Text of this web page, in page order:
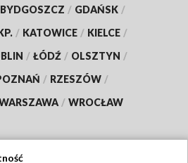
BYDGOSZCZ / GDAŃSK /
/ KATOWICE / KIELCE /
/ ŁÓDŹ / OLSZTYN /
/ RZESZÓW /
/ WROCŁAW